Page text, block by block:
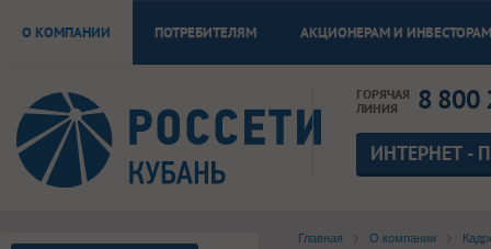
О КОМПАНИИ ПОТРЕБИТЕЛЯМ АКЦИОНЕРАМ И ИНВЕСТОРАМ
ГОРЯЧАЯ
ЛИНИЯ
8 800
ИНТЕРНЕТ -
Главная О компании